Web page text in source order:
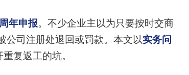
周年申报。不少企业主以为只要按时交商
公司注册处退回或罚款。本文以实务问
复返工的坑。